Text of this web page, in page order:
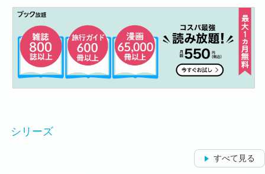
シリーズ
すべて見る